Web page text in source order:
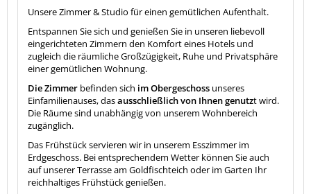
Unsere Zimmer & Studio für einen gemütlichen Aufenthalt.
Entspannen Sie sich und genießen Sie in unseren liebevoll
eingerichteten Zimmern den Komfort eines Hotels und
zugleich die räumliche Großzügigkeit, Ruhe und Privatsphäre
einer gemütlichen Wohnung.
Die Zimmer befinden sich im Obergeschoss unseres
Einfamilienauses, dasausschließlich von Ihnen genutzt wird.
Die Räume sind unabhängig von unserem Wohnbereich
zugänglich.
Das Frühstück servieren wir in unserem Esszimmer im
Erdgeschoss. Bei entsprechendem Wetter können Sie auch
auf unserer Terrasse am Goldfischteich oder im Garten Ihr
reichhaltiges Frühstück genießen.